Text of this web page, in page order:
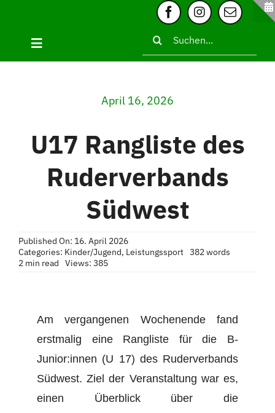
springenToggle
Sportgruppen
Kontakt
Suche
nach:
April 16, 2026
U17 Rangliste des
Ruderverbands
Südwest
Published On: 16. April 2026
Categories: Kinder/Jugend, Leistungssport 382 words
2 min read
Views: 385
Am vergangenen Wochenende fand
erstmalig eine Rangliste für die B-
Junior:innen (U 17) des Ruderverbands
Südwest. Ziel der Veranstaltung war es,
einen Überblick über die